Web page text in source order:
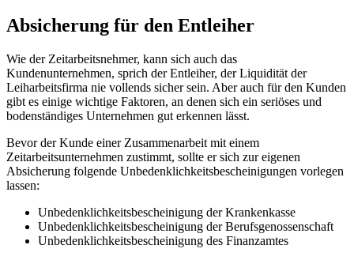
Absicherung für den Entleiher
Wie der Zeitarbeitsnehmer, kann sich auch das
Kundenunternehmen, sprich der Entleiher, der Liquidität der
Leiharbeitsfirma nie vollends sicher sein. Aber auch für den Kunden
gibt es einige wichtige Faktoren, an denen sich ein seriöses und
bodenständiges Unternehmen gut erkennen lässt.
Bevor der Kunde einer Zusammenarbeit mit einem
Zeitarbeitsunternehmen zustimmt, sollte er sich zur eigenen
Absicherung folgende Unbedenklichkeitsbescheinigungen vorlegen
lassen:
Unbedenklichkeitsbescheinigung der Krankenkasse
Unbedenklichkeitsbescheinigung der Berufsgenossenschaft
Unbedenklichkeitsbescheinigung des Finanzamtes